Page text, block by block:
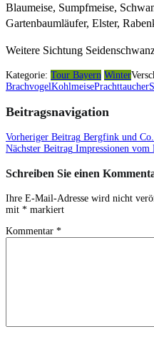
Blaumeise, Sumpfmeise,
Gartenbaumläufer, Elster,
Weitere Sichtung
Kategorie: Tour Bayern Winter
BrachvogelKohlmeisePrachttaucher
Beitragsnavigation
Vorheriger Beitrag Bergfink und
Nächster Beitrag Impressionen vom
Schreiben Sie einen
Ihre E-Mail-Adresse wird nicht
mit * markiert
Kommentar *